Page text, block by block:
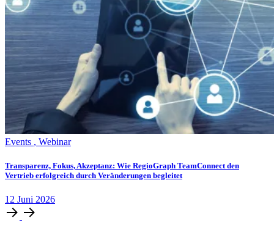
Events , Webinar
Transparenz, Fokus, Akzeptanz: Wie RegioGraph TeamConnect den
Vertrieb erfolgreich durch Veränderungen begleitet
12 Juni 2026